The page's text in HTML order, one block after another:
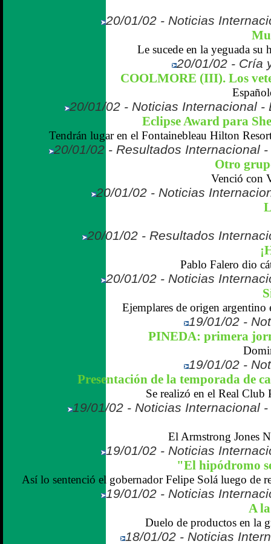
20/01/02 - Noticias
Le sucede en la yeguada
20/01/02 - Cría
COOLMORE (III). Los
20/01/02 - Noticias Internacional -
Eclipse Award para
Tendrán lugar en el Fontainebleau Hilton
20/01/02 - Resultados Internacional
Otro
Venció con
20/01/02 - Noticias
20/01/02 - Resultados
Pablo Falero dio
20/01/02 - Noticias
Ejemplares de origen argentino
19/01/02 -
PINEDA: primera
19/01/02 -
Presentación de la temporada de
Se realizó en el Real Club
19/01/02 - Noticias Internacional
El Armstrong Jones
19/01/02 - Noticias
"El hipódromo
Así lo sentenció el gobernador Felipe Solá luego de
19/01/02 - Noticias
A
Duelo de productos en la
18/01/02 - Noticias